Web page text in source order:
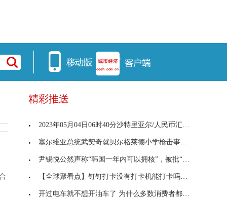
精彩推送
2023年05月04日06时40分沙特里亚尔/人民币汇率最新
塞尔维亚总统武契奇就贝尔格莱德小学枪击事件发表讲
尹锡悦公然声称“韩国一年内可以拥核”，被批“不现
【全球聚看点】钉钉打卡没有打卡机能打卡吗_小恩爱
开过电车就不想开油车了 为什么多数消费者都有这